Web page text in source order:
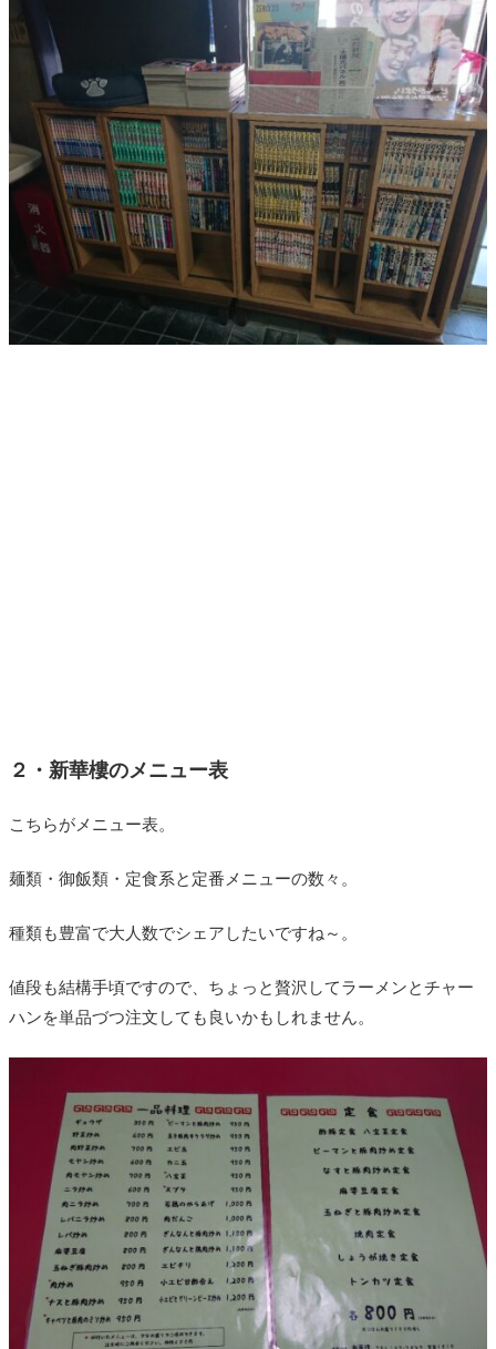
２・新華樓のメニュー表
こちらがメニュー表。
麺類・御飯類・定食系と定番メニューの数々。
種類も豊富で大人数でシェアしたいですね～。
値段も結構手頃ですので、ちょっと贅沢してラーメンとチャー
ハンを単品づつ注文しても良いかもしれません。